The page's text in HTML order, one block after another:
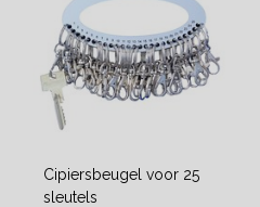
Cipiersbeugel voor 25
sleutels